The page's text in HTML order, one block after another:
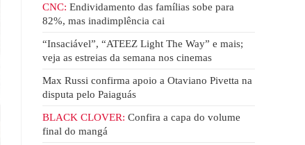
CNC: Endividamento das famílias sobe para
82%, mas inadimplência cai
“Insaciável”, “ATEEZ Light The Way” e mais;
veja as estreias da semana nos cinemas
Max Russi confirma apoio a Otaviano Pivetta na
disputa pelo Paiaguás
BLACK CLOVER: Confira a capa do volume
final do mangá